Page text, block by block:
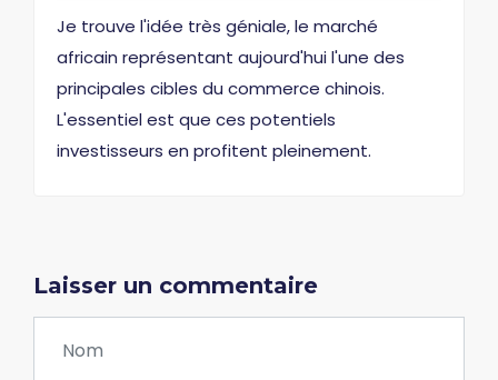
Je trouve l'idée très géniale, le marché
africain représentant aujourd'hui l'une des
principales cibles du commerce chinois.
L'essentiel est que ces potentiels
investisseurs en profitent pleinement.
Laisser un commentaire